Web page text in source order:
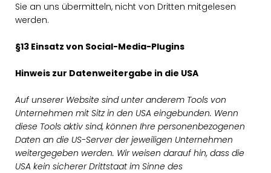
Sie an uns übermitteln, nicht von Dritten mitgelesen
werden.
§13 Einsatz von Social-Media-Plugins
Hinweis zur Datenweitergabe in die USA
Auf unserer Website sind unter anderem Tools von
Unternehmen mit Sitz in den USA eingebunden. Wenn
diese Tools aktiv sind, können Ihre personenbezogenen
Daten an die US-Server der jeweiligen Unternehmen
weitergegeben werden. Wir weisen darauf hin, dass die
USA kein sicherer Drittstaat im Sinne des